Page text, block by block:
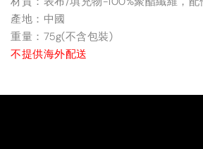
產地：中國
重量：75g(不含包裝)
不提供海外配送